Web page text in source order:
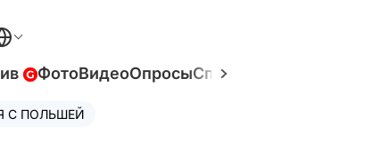
ФотоВидеоОпросыСпецпроекты
С ПОЛЬШЕЙ